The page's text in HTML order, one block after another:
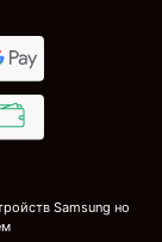
Samsung но